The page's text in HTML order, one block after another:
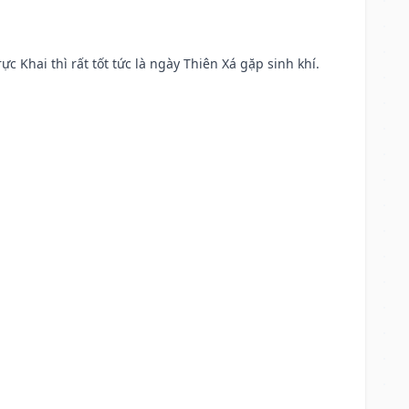
Khai thì rất tốt tức là ngày Thiên Xá gặp sinh khí.